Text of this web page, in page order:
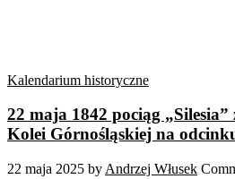
Kalendarium historyczne
22 maja 1842 pociąg
Kolei Górnośląskiej na
22 maja 2025 by Andrzej Włusek